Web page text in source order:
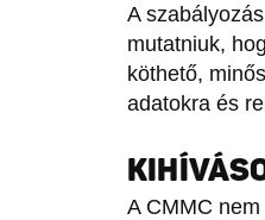
A
mutatniuk,
köthető,
adatokra és
A CMMC